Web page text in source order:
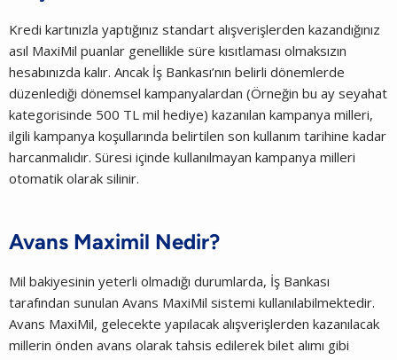
Kredi kartınızla yaptığınız standart alışverişlerden kazandığınız
asıl MaxiMil puanlar genellikle süre kısıtlaması olmaksızın
hesabınızda kalır. Ancak İş Bankası’nın belirli dönemlerde
düzenlediği dönemsel kampanyalardan (Örneğin bu ay seyahat
kategorisinde 500 TL mil hediye) kazanılan kampanya milleri,
ilgili kampanya koşullarında belirtilen son kullanım tarihine kadar
harcanmalıdır. Süresi içinde kullanılmayan kampanya milleri
otomatik olarak silinir.
Avans Maximil Nedir?
Mil bakiyesinin yeterli olmadığı durumlarda, İş Bankası
tarafından sunulan Avans MaxiMil sistemi kullanılabilmektedir.
Avans MaxiMil, gelecekte yapılacak alışverişlerden kazanılacak
millerin önden avans olarak tahsis edilerek bilet alımı gibi